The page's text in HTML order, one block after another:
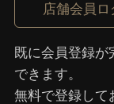
店舗会員ロ
既に会員登録が
できます。
無料で登録して